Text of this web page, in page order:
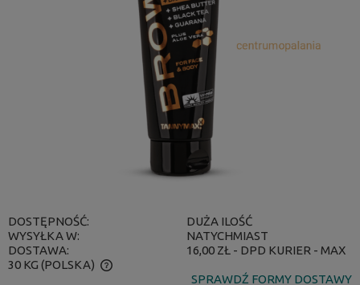
DOSTĘPNOŚĆ:
DUŻA ILOŚĆ
WYSYŁKA W:
NATYCHMIAST
DOSTAWA:
16,00 ZŁ - DPD KURIER - MAX
30 KG (POLSKA)
CENA NIE ZAWIERA EWENTUALNYCH KOSZTÓW PŁATNOŚCI
SPRAWDŹ FORMY DOSTAWY